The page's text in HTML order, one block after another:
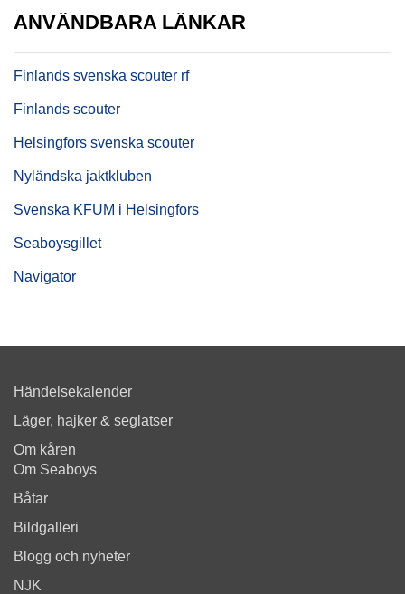
ANVÄNDBARA LÄNKAR
Finlands svenska scouter rf
Finlands scouter
Helsingfors svenska scouter
Nyländska jaktkluben
Svenska KFUM i Helsingfors
Seaboysgillet
Navigator
Händelsekalender
Läger, hajker & seglatser
Om kåren
Om Seaboys
Båtar
Bildgalleri
Blogg och nyheter
NJK